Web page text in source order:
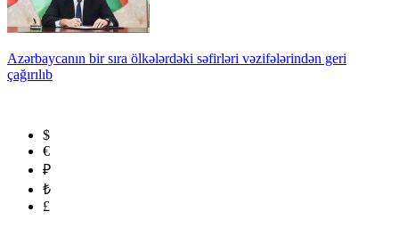
Azərbaycanın bir sıra ölkələrdəki səfirləri vəzifələrindən geri
çağırılıb
$
€
₽
₺
£